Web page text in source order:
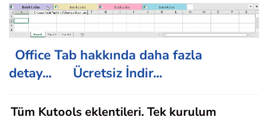
Office Tab hakkında daha fazla
detay...
Ücretsiz İndir...
Tüm Kutools eklentileri. Tek kurulum